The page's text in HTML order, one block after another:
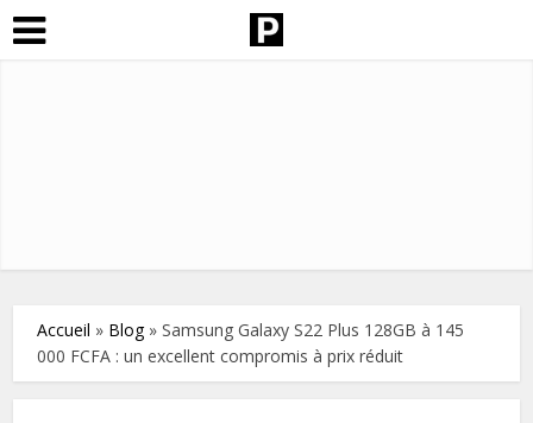
Accueil » Blog»Samsung Galaxy S22 Plus 128GB à 145
000 FCFA : un excellent compromis à prix réduit